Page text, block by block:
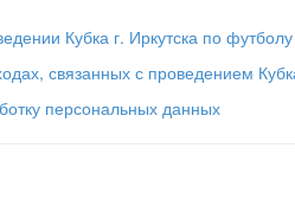
Кубка г. Иркутска по
связанных с проведением
персональных данных